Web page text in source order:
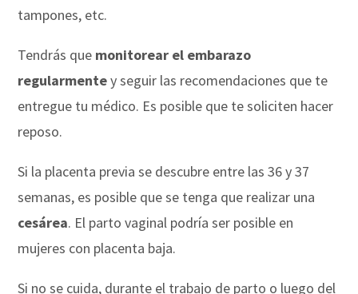
tampones, etc.
Tendrás que monitorear el embarazo
regularmentey seguir las recomendaciones que te
entregue tu médico. Es posible que te soliciten hacer
reposo.
Si la placenta previa se descubre entre las 36 y 37
semanas, es posible que se tenga que realizar una
cesárea. El parto vaginal podría ser posible en
mujeres con placenta baja.
Si no se cuida, durante el trabajo de parto o luego del